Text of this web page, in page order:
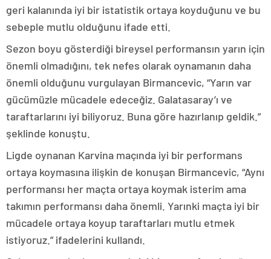
geri kalanında iyi bir istatistik ortaya koyduğunu ve bu
sebeple mutlu olduğunu ifade etti.
Sezon boyu gösterdiği bireysel performansın yarın için
önemli olmadığını, tek nefes olarak oynamanın daha
önemli olduğunu vurgulayan Birmancevic, “Yarın var
gücümüzle mücadele edeceğiz. Galatasaray’ı ve
taraftarlarını iyi biliyoruz. Buna göre hazırlanıp geldik.”
şeklinde konuştu.
Ligde oynanan Karvina maçında iyi bir performans
ortaya koymasına ilişkin de konuşan Birmancevic, “Aynı
performansı her maçta ortaya koymak isterim ama
takımın performansı daha önemli. Yarınki maçta iyi bir
mücadele ortaya koyup taraftarları mutlu etmek
istiyoruz.” ifadelerini kullandı.